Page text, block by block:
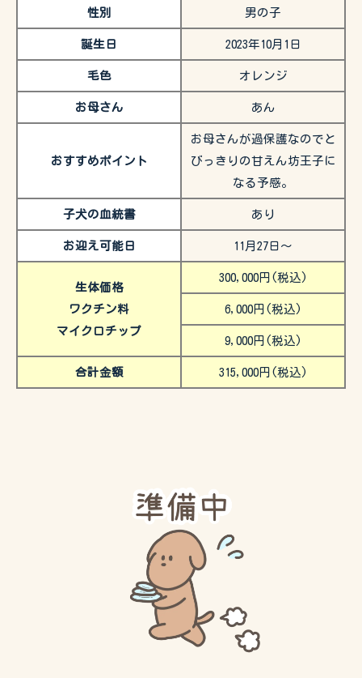
性別 男の子
誕生日 2023年10月1日
毛色 オレンジ
お母さん あん
おすすめポイント
お母さんが過保護なのでと
びっきりの甘えん坊王子に
なる予感。
子犬の血統書 あり
お迎え可能日 11月27日～
生体価格
ワクチン料
マイクロチップ
300,000円(税込)
6,000円(税込)
9,000円(税込)
合計金額 315,000円(税込)